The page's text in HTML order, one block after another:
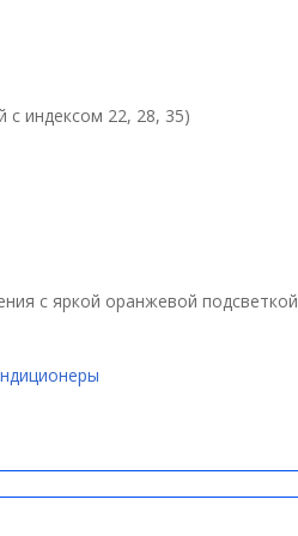
с индексом 22, 28, 35)
с яркой оранжевой подсветкой